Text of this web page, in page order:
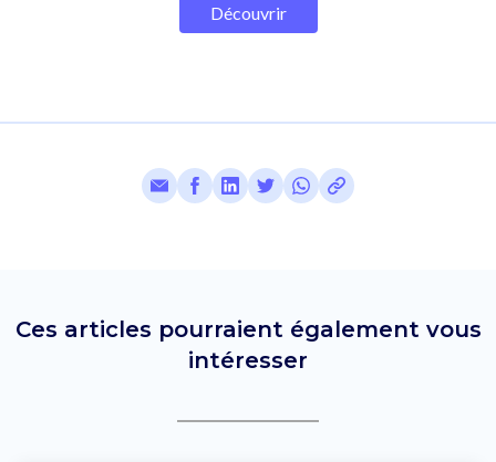
Découvrir
Ces articles pourraient également vous
intéresser